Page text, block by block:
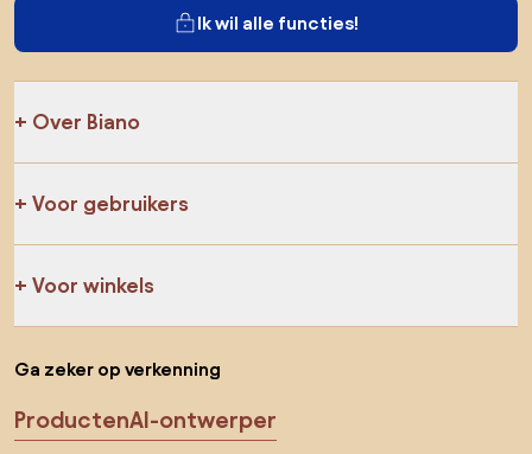
Ik wil alle functies!
Over Biano
Voor gebruikers
Voor winkels
Ga zeker op verkenning
ProductenAI-ontwerper